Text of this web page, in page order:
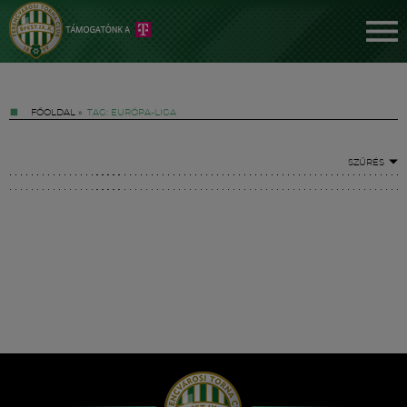
FŐOLDAL » TAG: EURÓPA-LIGA
SZŰRÉS
Hírek